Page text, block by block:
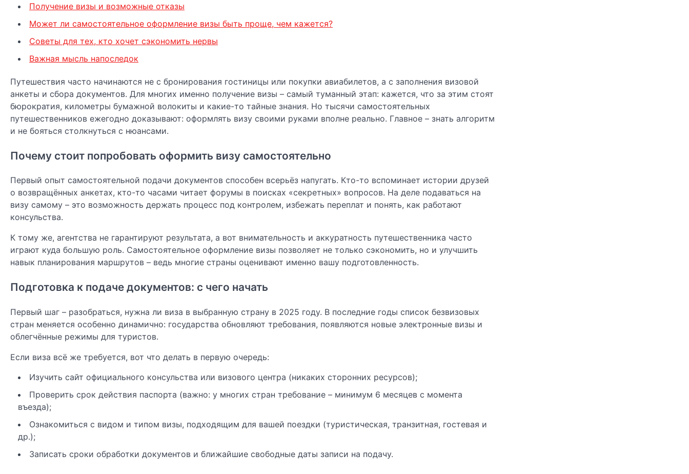
Получение визы и возможные отказы
Может ли самостоятельное оформление визы быть проще, чем кажется?
Советы для тех, кто хочет сэкономить нервы
Важная мысль напоследок
Путешествия часто начинаются не с бронирования гостиницы или покупки авиабилетов, а с заполнения визовой
анкеты и сбора документов. Для многих именно получение визы – самый туманный этап: кажется, что за этим стоят
бюрократия, километры бумажной волокиты и какие-то тайные знания. Но тысячи самостоятельных
путешественников ежегодно доказывают: оформлять визу своими руками вполне реально. Главное – знать алгоритм
и не бояться столкнуться с нюансами.
Почему стоит попробовать оформить визу самостоятельно
Первый опыт самостоятельной подачи документов способен всерьёз напугать. Кто-то вспоминает истории друзей
о возвращённых анкетах, кто-то часами читает форумы в поисках «секретных» вопросов. На деле подаваться на
визу самому – это возможность держать процесс под контролем, избежать переплат и понять, как работают
консульства.
К тому же, агентства не гарантируют результата, а вот внимательность и аккуратность путешественника часто
играют куда большую роль. Самостоятельное оформление визы позволяет не только сэкономить, но и улучшить
навык планирования маршрутов – ведь многие страны оценивают именно вашу подготовленность.
Подготовка к подаче документов: с чего начать
Первый шаг – разобраться, нужна ли виза в выбранную страну в 2025 году. В последние годы список безвизовых
стран меняется особенно динамично: государства обновляют требования, появляются новые электронные визы и
облегчённые режимы для туристов.
Если виза всё же требуется, вот что делать в первую очередь:
Изучить сайт официального консульства или визового центра (никаких сторонних ресурсов);
Проверить срок действия паспорта (важно: у многих стран требование – минимум 6 месяцев с момента
въезда);
Ознакомиться с видом и типом визы, подходящим для вашей поездки (туристическая, транзитная, гостевая и
др.);
Записать сроки обработки документов и ближайшие свободные даты записи на подачу.